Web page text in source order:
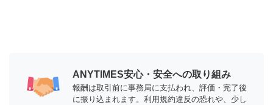
ANYTIMES安心・安全への取り組み
報酬は取引前に事務局に支払われ、評価・完了後
に振り込まれます。利用規約違反の恐れや、少し